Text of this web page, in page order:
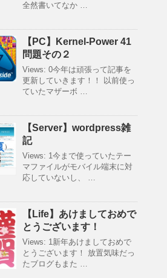
全然書いてなか …
【PC】Kernel-Power 41
問題その２
Views: 0今年は頑張って記事を
更新していきます！！ 以前使っ
ていたマザーボ …
【Server】wordpress雑
記
Views: 1今まで使っていたテー
マファイルがモバイル端末に対
応していないし、 …
【Life】あけましておめで
とうございます！
Views: 1新年あけましておめで
とうございます！ 放置気味だっ
たブログもまた …